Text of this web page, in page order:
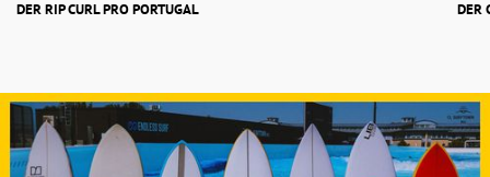
DER RIP CURL PRO PORTUGAL DER